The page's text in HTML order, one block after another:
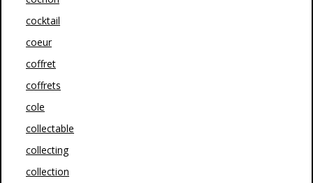
cocktail
coeur
coffret
coffrets
cole
collectable
collecting
collection